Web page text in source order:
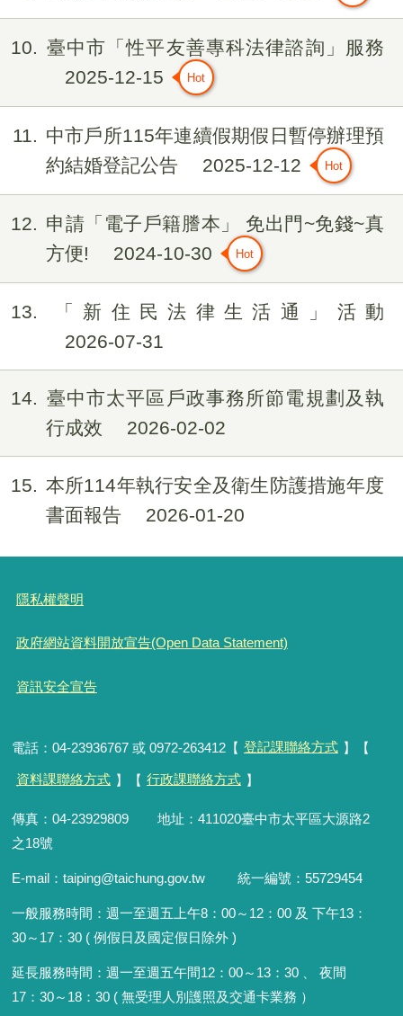
10
臺中市「性平友善專科法律諮詢」服務
2025-12-15
11
中市戶所115年連續假期假日暫停辦理預
約結婚登記公告
2025-12-12
12
申請「電子戶籍謄本」 免出門~免錢~真
方便!
2024-10-30
13
「新住民法律生活通」活動
2026-07-31
14
臺中市太平區戶政事務所節電規劃及執
行成效
2026-02-02
15
本所114年執行安全及衛生防護措施年度
書面報告
2026-01-20
隱私權聲明
政府網站資料開放宣告(Open Data Statement)
資訊安全宣告
電話：04-23936767 或 0972-263412【 登記課聯絡方式 】【
資料課聯絡方式 】【 行政課聯絡方式 】
傳真：04-23929809 地址：411020臺中市太平區大源路2
之18號
E-mail：taiping@taichung.gov.tw 統一編號：55729454
一般服務時間： 週一至週五上午8：00～12：00 及 下午13：
30～17：30 ( 例假日及國定假日除外 )
延長服務時間：週一至週五午間12：00～ 13：30 、 夜間
17：30～ 18：30 ( 無受理人別護照及交通卡業務 ）